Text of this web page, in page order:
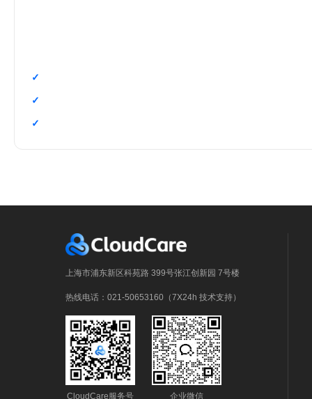
上海市浦东新区科苑路 399号张江创新园 7号楼
热线电话：021-50653160（7X24h 技术支持）
CloudCare服务号 企业微信